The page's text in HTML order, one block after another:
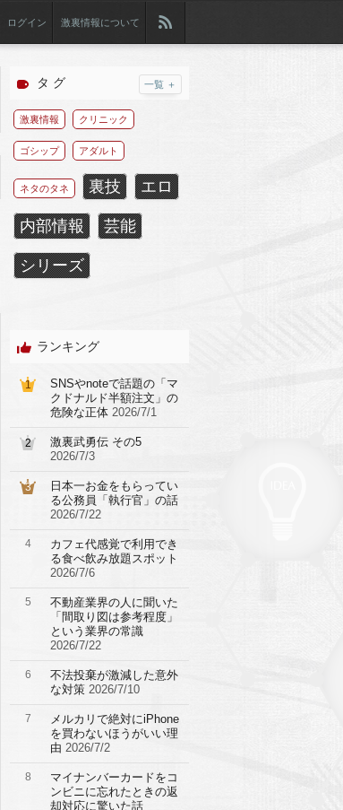
ログイン 激裏情報について
タ グ 一覧 ＋
激裏情報 クリニック
ゴシップ アダルト
ネタのタネ 裏技 エロ
内部情報 芸能
シリーズ
ランキング
1
SNSやnoteで話題の「マ
クドナルド半額注文」の
危険な正体 2026/7/1
2
激裏武勇伝 その5
2026/7/3
3
日本一お金をもらってい
る公務員「執行官」の話
2026/7/22
4
カフェ代感覚で利用でき
る食べ飲み放題スポット
2026/7/6
5
不動産業界の人に聞いた
「間取り図は参考程度」
という業界の常識
2026/7/22
6
不法投棄が激減した意外
な対策 2026/7/10
7
メルカリで絶対にiPhone
を買わないほうがいい理
由 2026/7/2
8
マイナンバーカードをコ
ンビニに忘れたときの返
却対応に驚いた話